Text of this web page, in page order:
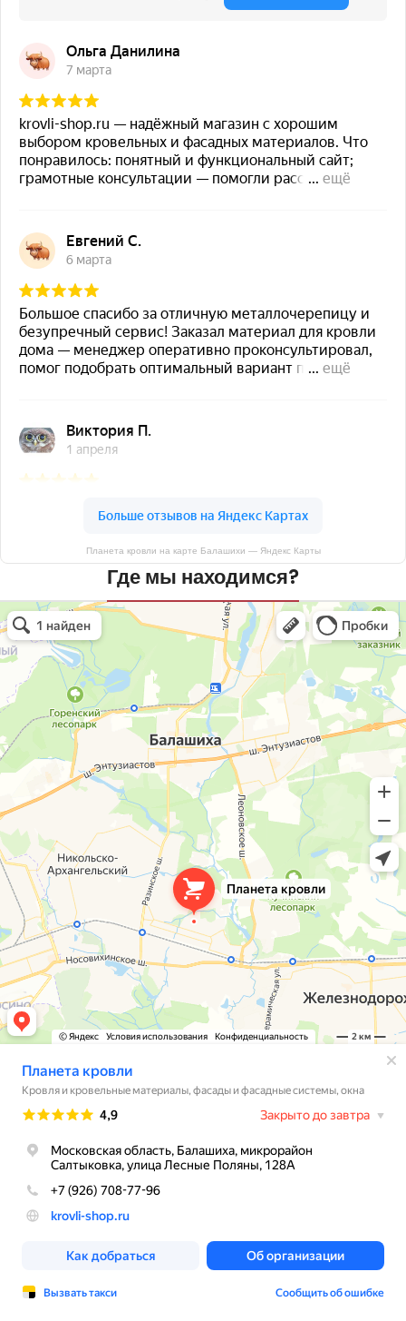
Планета кровли на карте Балашихи — Яндекс Карты
Где мы находимся?
Планета кровли
Кровля и кровельные материалы в Балашихе
Окна в Балашихе